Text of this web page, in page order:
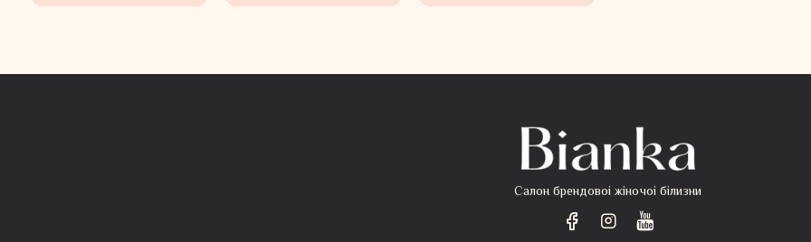
Салон брендовоі жіночоі білизни